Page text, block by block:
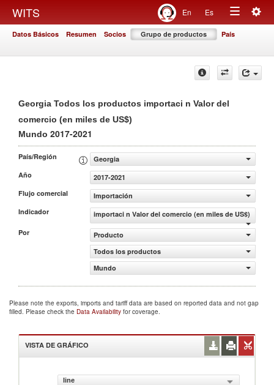
WITS En Es
Toggle
Datos Básicos Resumen Socios Grupo de productos País
Georgia Todos los productos importaci n Valor del
comercio (en miles de US$)
Mundo 2017-2021
País/Región
Georgia
Año
2017-2021
Flujo comercial
Importación
Indicador
importaci n Valor del comercio (en miles de US$)
Por
Producto
Todos los productos
Mundo
Please note the exports, imports and tariff data are based on reported data and not gap
filled. Please check the Data Availability for coverage.
VISTA DE GRÁFICO
line